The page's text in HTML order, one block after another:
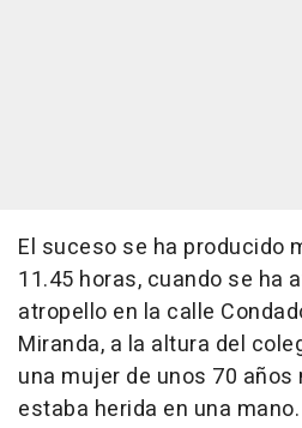
El suceso se ha producido
11.45 horas, cuando se ha
atropello en la calle
Miranda, a la altura del
una mujer de unos 70
estaba herida en una mano.